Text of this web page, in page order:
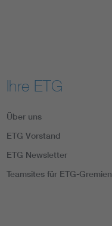
Ihre ETG
Über uns
ETG Vorstand
ETG Newsletter
Teamsites für ETG-Gremien